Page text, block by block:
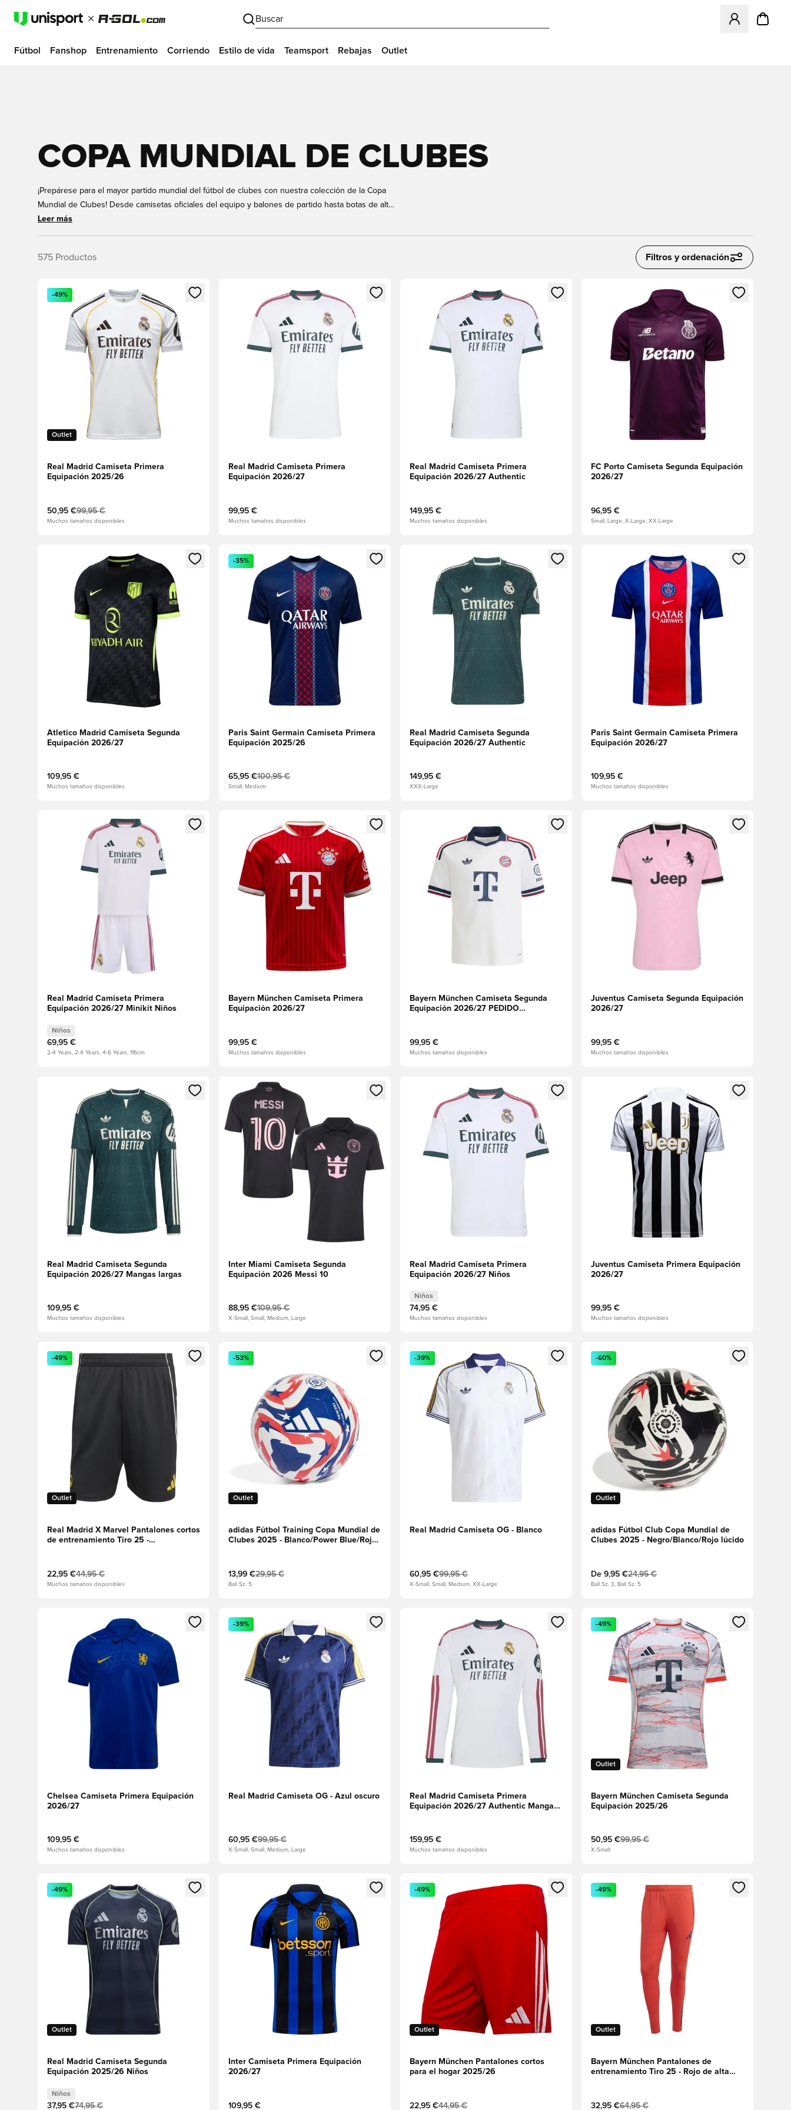
Buscar
Abre un modal
Fútbol Fanshop Entrenamiento Corriendo Estilo de vida Teamsport Rebajas Outlet
COPA MUNDIAL DE CLUBES
¡Prepárese para el mayor partido mundial del fútbol de clubes con nuestra colección de la Copa
Mundial de Clubes! Desde camisetas oficiales del equipo y balones de partido hasta botas de alto
rendimiento y artículos imprescindibles para los aficionados, encuentre todo lo que necesita para
Leer más
575 Productos Filtros y ordenación
Abre un modal para iniciar sesión o registrarse como miembro
Outlet
-49%
Real Madrid Camiseta Primera
Equipación 2025/26
50,95 €99,95 €
Muchos tamaños disponibles
Abre un modal para iniciar sesión o registrarse como miembro
Real Madrid Camiseta Primera
Equipación 2026/27
99,95 €
Muchos tamaños disponibles
Abre un modal para iniciar sesión o registrarse como miembro
Real Madrid Camiseta Primera
Equipación 2026/27 Authentic
149,95 €
Muchos tamaños disponibles
Abre un modal para iniciar sesión o registrarse
FC Porto Camiseta Segunda Equipación
2026/27
96,95 €
Small, Large, X-Large, XX-Large
Abre un modal para iniciar sesión o registrarse como miembro
Atletico Madrid Camiseta Segunda
Equipación 2026/27
109,95 €
Muchos tamaños disponibles
Abre un modal para iniciar sesión o registrarse como miembro
-35%
Paris Saint Germain Camiseta Primera
Equipación 2025/26
65,95 €100,95 €
Small, Medium
Abre un modal para iniciar sesión o registrarse como miembro
Real Madrid Camiseta Segunda
Equipación 2026/27 Authentic
149,95 €
XXX-Large
Abre un modal para iniciar sesión o registrarse
Paris Saint Germain Camiseta Primera
Equipación 2026/27
109,95 €
Muchos tamaños disponibles
Abre un modal para iniciar sesión o registrarse como miembro
Real Madrid Camiseta Primera
Equipación 2026/27 Minikit Niños
Niños
69,95 €
2-4 Years, 2-4 Years, 4-6 Years, 116cm
Abre un modal para iniciar sesión o registrarse como miembro
Bayern München Camiseta Primera
Equipación 2026/27
99,95 €
Muchos tamaños disponibles
Abre un modal para iniciar sesión o registrarse como miembro
Bayern München Camiseta Segunda
Equipación 2026/27 PEDIDO
99,95 €
Muchos tamaños disponibles
Abre un modal para iniciar sesión o registrarse
Juventus Camiseta Segunda Equipación
2026/27
99,95 €
Muchos tamaños disponibles
Abre un modal para iniciar sesión o registrarse como miembro
Real Madrid Camiseta Segunda
Equipación 2026/27 Mangas largas
109,95 €
Muchos tamaños disponibles
Abre un modal para iniciar sesión o registrarse como miembro
Inter Miami Camiseta Segunda
Equipación 2026 Messi 10
88,95 €109,95 €
X-Small, Small, Medium, Large
Abre un modal para iniciar sesión o registrarse como miembro
Real Madrid Camiseta Primera
Equipación 2026/27 Niños
Niños
74,95 €
Muchos tamaños disponibles
Abre un modal para iniciar sesión o registrarse
Juventus Camiseta Primera Equipación
2026/27
99,95 €
Muchos tamaños disponibles
Abre un modal para iniciar sesión o registrarse como miembro
Outlet
-49%
Real Madrid X Marvel Pantalones cortos
de entrenamiento Tiro 25 -
22,95 €44,95 €
Muchos tamaños disponibles
Abre un modal para iniciar sesión o registrarse como miembro
Outlet
-53%
adidas Fútbol Training Copa Mundial de
Clubes 2025 - Blanco/Power Blue/Rojo
13,99 €29,95 €
Ball Sz. 5
Abre un modal para iniciar sesión o registrarse como miembro
-39%
Real Madrid Camiseta OG - Blanco
60,95 €99,95 €
X-Small, Small, Medium, XX-Large
Abre un modal para iniciar sesión o registrarse
Outlet
-60%
adidas Fútbol Club Copa Mundial de
Clubes 2025 - Negro/Blanco/Rojo lúcido
De 9,95 €24,95 €
Ball Sz. 3, Ball Sz. 5
Abre un modal para iniciar sesión o registrarse como miembro
Chelsea Camiseta Primera Equipación
2026/27
109,95 €
Muchos tamaños disponibles
Abre un modal para iniciar sesión o registrarse como miembro
-39%
Real Madrid Camiseta OG - Azul oscuro
60,95 €99,95 €
X-Small, Small, Medium, Large
Abre un modal para iniciar sesión o registrarse como miembro
Real Madrid Camiseta Primera
Equipación 2026/27 Authentic Mangas
159,95 €
Muchos tamaños disponibles
Abre un modal para iniciar sesión o registrarse
Outlet
-49%
Bayern München Camiseta Segunda
Equipación 2025/26
50,95 €99,95 €
X-Small
Abre un modal para iniciar sesión o registrarse como miembro
Outlet
-49%
Real Madrid Camiseta Segunda
Equipación 2025/26 Niños
Niños
37,95 €74,95 €
Abre un modal para iniciar sesión o registrarse como miembro
Inter Camiseta Primera Equipación
2026/27
109,95 €
Abre un modal para iniciar sesión o registrarse como miembro
Outlet
-49%
Bayern München Pantalones cortos
para el hogar 2025/26
22,95 €44,95 €
Abre un modal para iniciar sesión o registrarse
Outlet
-49%
Bayern München Pantalones de
entrenamiento Tiro 25 - Rojo de alta
32,95 €64,95 €